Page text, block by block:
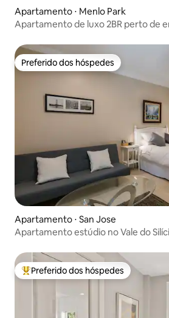
Apartamento ⋅ Menlo Park
Apartamento de luxo 2BR perto de
Preferido dos hóspedes
Preferido dos hóspedes
Apartamento ⋅ San Jose
Apartamento estúdio no Vale do
Entre os melhores preferidos dos
Preferido dos hóspedes